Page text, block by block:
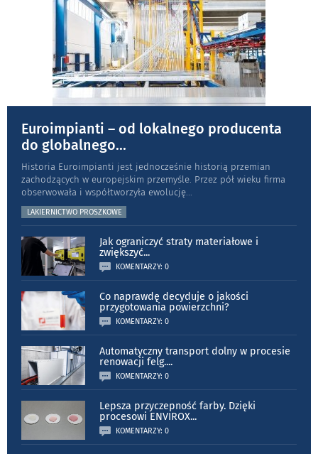
Euroimpianti – od lokalnego producenta
do globalnego...
Historia Euroimpianti jest jednocześnie historią przemian
zachodzących w europejskim przemyśle. Przez pół wieku firma
obserwowała i współtworzyła ewolucję...
LAKIERNICTWO PROSZKOWE
Jak ograniczyć straty materiałowe i
zwiększyć...
KOMENTARZY: 0
Co naprawdę decyduje o jakości
przygotowania powierzchni?
KOMENTARZY: 0
Automatyczny transport dolny w procesie
renowacji felg....
KOMENTARZY: 0
Lepsza przyczepność farby. Dzięki
procesowi ENVIROX...
KOMENTARZY: 0